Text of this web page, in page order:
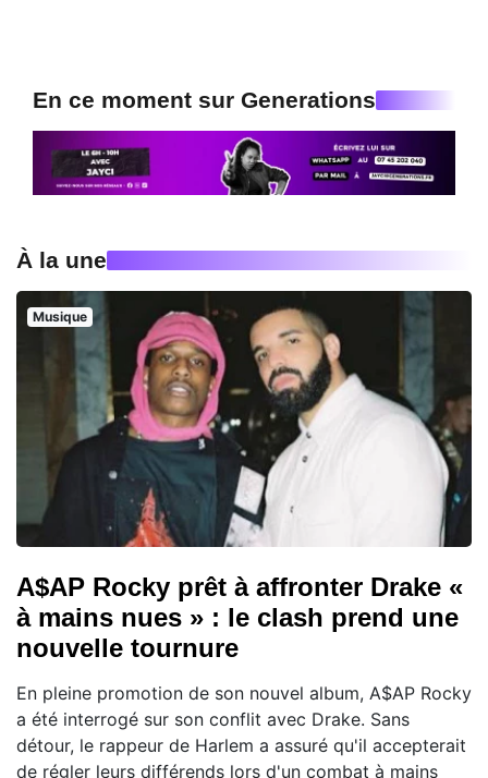
En ce moment sur Generations
À la une
Musique
A$AP Rocky prêt à affronter Drake «
à mains nues » : le clash prend une
nouvelle tournure
En pleine promotion de son nouvel album, A$AP Rocky
a été interrogé sur son conflit avec Drake. Sans
détour, le rappeur de Harlem a assuré qu'il accepterait
de régler leurs différends lors d'un combat à mains